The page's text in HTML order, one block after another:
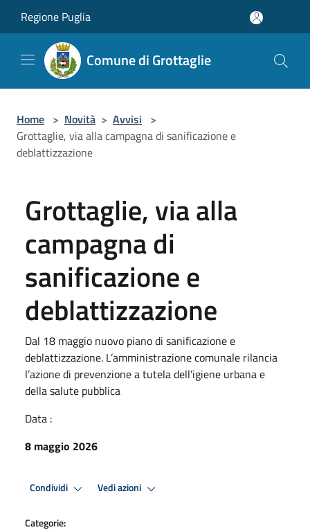
Regione Puglia
Comune di Grottaglie
Home > Novità > Avvisi >
Grottaglie, via alla campagna di sanificazione e
deblattizzazione
Grottaglie, via alla
campagna di
sanificazione e
deblattizzazione
Dal 18 maggio nuovo piano di sanificazione e
deblattizzazione. L’amministrazione comunale rilancia
l’azione di prevenzione a tutela dell’igiene urbana e
della salute pubblica
Data :
8 maggio 2026
Condividi Vedi azioni
Categorie: